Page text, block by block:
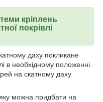
кріплень
покрівлі
даху покликане
в необхідному положенні.
на скатному даху
можна придбати на